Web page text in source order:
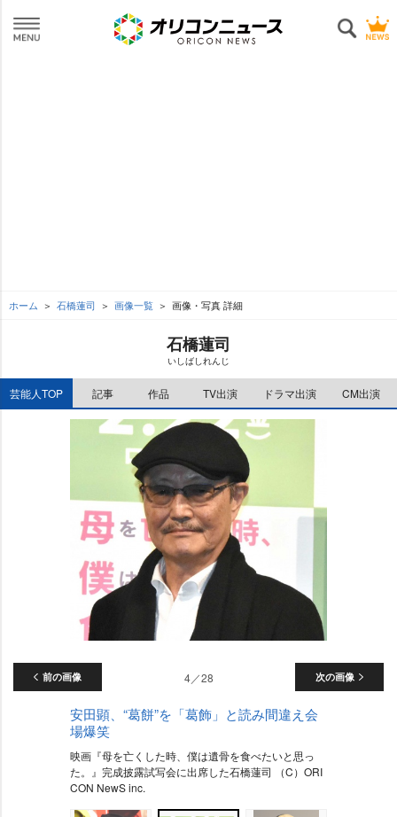
ホーム 石橋蓮司 画像一覧 画像・写真 詳細
石橋蓮司
いしばしれんじ
芸能人TOP 記事 作品 TV出演 ドラマ出演 CM出演
前の画像 次の画像
4／28
安田顕、“葛餅”を「葛飾」と読み間違え会
場爆笑
映画『母を亡くした時、僕は遺骨を食べたいと思っ
た。』完成披露試写会に出席した石橋蓮司 （C）ORI
CON NewS inc.